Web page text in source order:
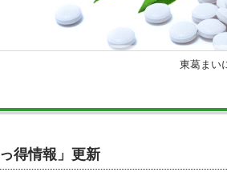
より 東葛まいにち「か
会ページよ
得情報」更新